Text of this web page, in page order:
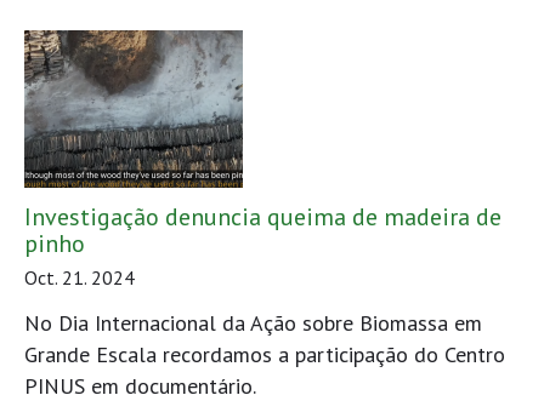
Investigação denuncia queima de madeira de
pinho
Oct. 21. 2024
No Dia Internacional da Ação sobre Biomassa em
Grande Escala recordamos a participação do Centro
PINUS em documentário.